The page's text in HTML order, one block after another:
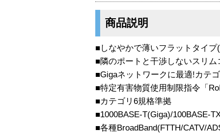
商品説明
■しなやかで薄いフラットタイプ
■隣のポートと干渉しないスリム
■Gigaネットワークに最適!カテ
■特定有害物質使用制限指令「
■カテゴリ6規格準拠
■1000BASE-T(Giga)/100BASE-
■各種BroadBand(FTTH/CATV/